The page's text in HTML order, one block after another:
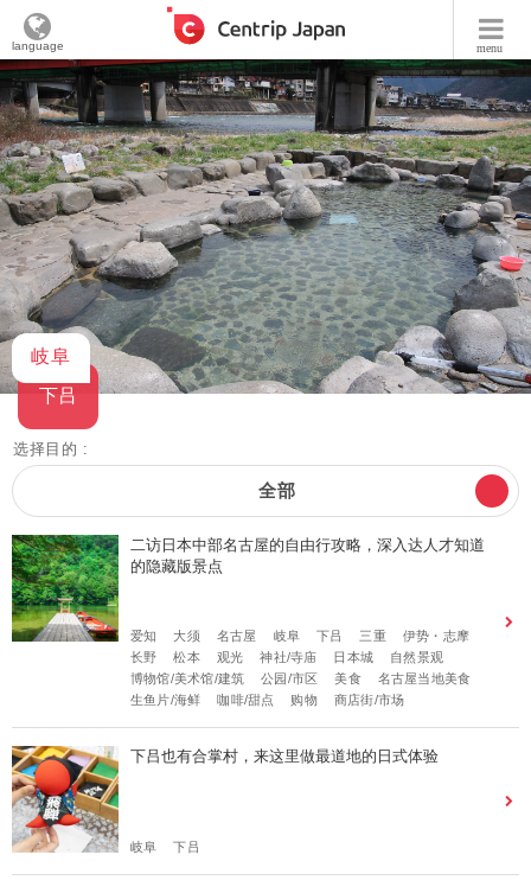
menu
language
岐阜
下吕
选择目的 :
全部
二访日本中部名古屋的自由行攻略，深入达人才知道
的隐藏版景点
爱知 大须 名古屋 岐阜 下吕 三重
伊势・志摩
长野
松本 观光 神社/寺庙 日本城
自然景观
博物馆/美术馆/建筑
公园/市区 美食
名古屋当地美食
生鱼片/海鲜
咖啡/甜点 购物 商店街/市场
下吕也有合掌村，来这里做最道地的日式体验
岐阜 下吕